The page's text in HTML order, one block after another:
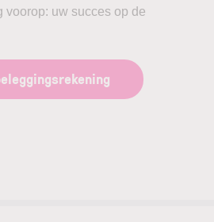
voorop: uw succes op de